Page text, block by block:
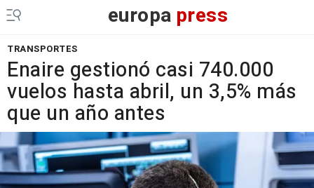
europa press
TRANSPORTES
Enaire gestionó casi 740.000
vuelos hasta abril, un 3,5% más
que un año antes